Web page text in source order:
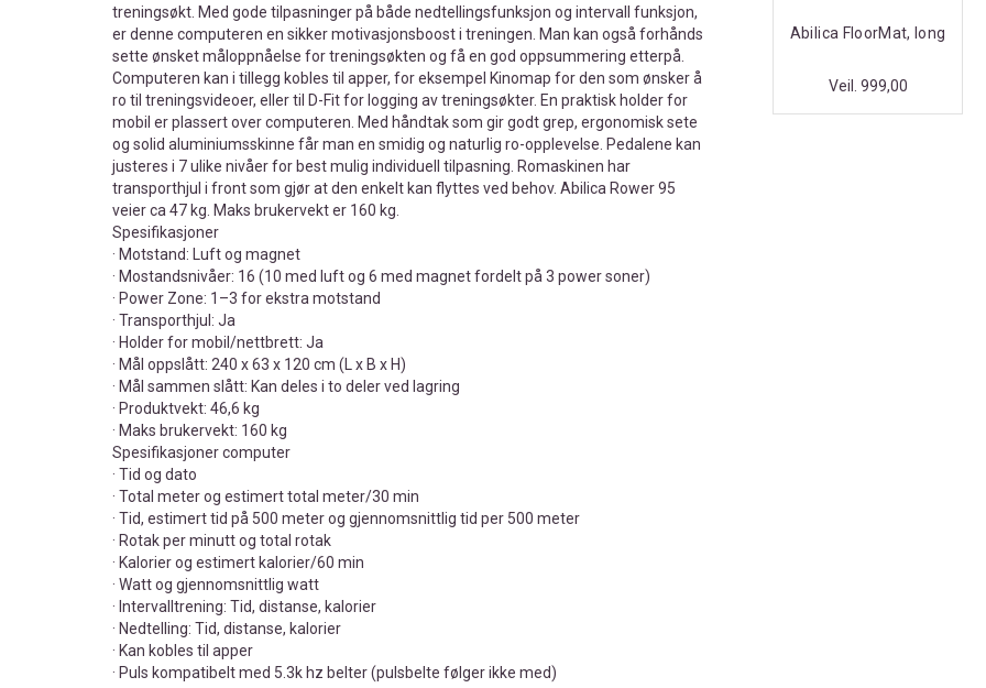
treningsøkt. Med gode tilpasninger på både nedtellingsfunksjon og intervall funksjon,
er denne computeren en sikker motivasjonsboost i treningen. Man kan også forhånds
sette ønsket måloppnåelse for treningsøkten og få en god oppsummering etterpå.
Computeren kan i tillegg kobles til apper, for eksempel Kinomap for den som ønsker å
ro til treningsvideoer, eller til D-Fit for logging av treningsøkter. En praktisk holder for
mobil er plassert over computeren. Med håndtak som gir godt grep, ergonomisk sete
og solid aluminiumsskinne får man en smidig og naturlig ro-opplevelse. Pedalene kan
justeres i 7 ulike nivåer for best mulig individuell tilpasning. Romaskinen har
transporthjul i front som gjør at den enkelt kan flyttes ved behov. Abilica Rower 95
veier ca 47 kg. Maks brukervekt er 160 kg.
Spesifikasjoner
· Motstand: Luft og magnet
· Mostandsnivåer: 16 (10 med luft og 6 med magnet fordelt på 3 power soner)
· Power Zone: 1–3 for ekstra motstand
· Transporthjul: Ja
· Holder for mobil/nettbrett: Ja
· Mål oppslått: 240 x 63 x 120 cm (L x B x H)
· Mål sammen slått: Kan deles i to deler ved lagring
· Produktvekt: 46,6 kg
· Maks brukervekt: 160 kg
Spesifikasjoner computer
· Tid og dato
· Total meter og estimert total meter/30 min
· Tid, estimert tid på 500 meter og gjennomsnittlig tid per 500 meter
· Rotak per minutt og total rotak
· Kalorier og estimert kalorier/60 min
· Watt og gjennomsnittlig watt
· Intervalltrening: Tid, distanse, kalorier
· Nedtelling: Tid, distanse, kalorier
· Kan kobles til apper
· Puls kompatibelt med 5.3k hz belter (pulsbelte følger ikke med)
Abilica FloorMat, long
Veil. 999,00